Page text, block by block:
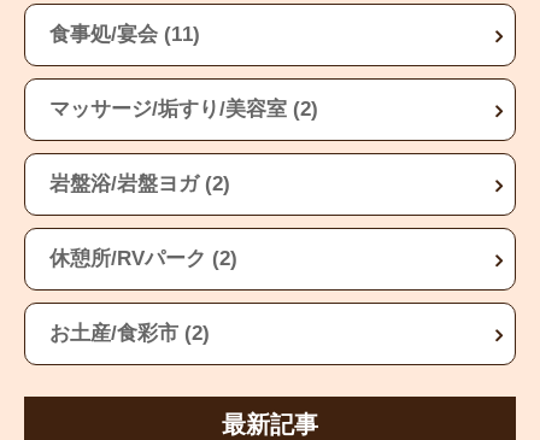
食事処/宴会 (11)
マッサージ/垢すり/美容室 (2)
岩盤浴/岩盤ヨガ (2)
休憩所/RVパーク (2)
お土産/食彩市 (2)
最新記事